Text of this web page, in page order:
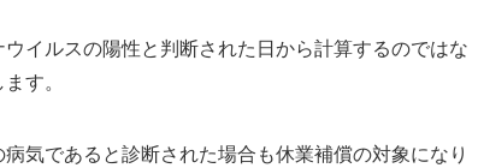
ウイルスの陽性と判断された日から計算するのではな
ます。
気であると診断された場合も休業補償の対象になり